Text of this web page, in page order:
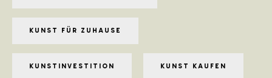
KUNST FÜR ZUHAUSE
KUNSTINVESTITION KUNST KAUFEN